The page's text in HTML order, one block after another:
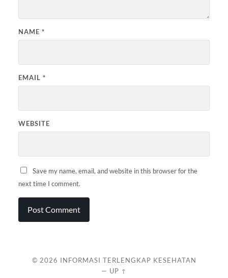
NAME *
EMAIL *
WEBSITE
Save my name, email, and website in this browser for the
next time I comment.
© 2026 INFORMASI TERLENGKAP KESEHATAN
— UP ↑